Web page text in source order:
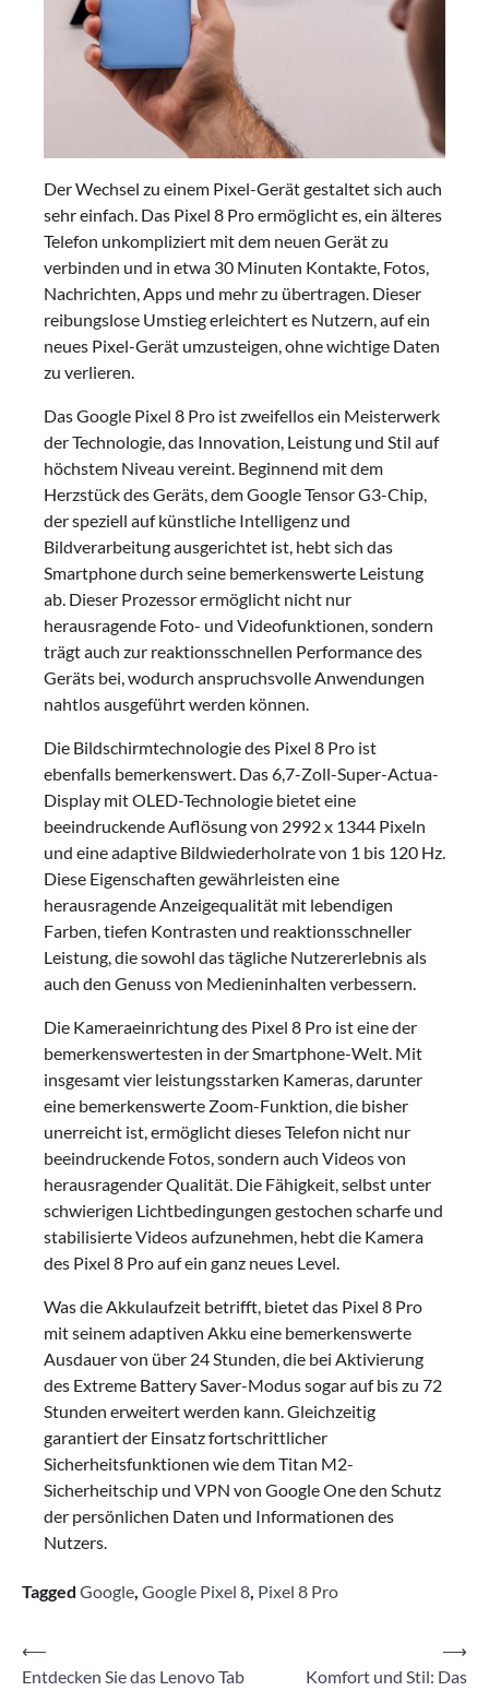
Der Wechsel zu einem Pixel-Gerät gestaltet sich auch
sehr einfach. Das Pixel 8 Pro ermöglicht es, ein älteres
Telefon unkompliziert mit dem neuen Gerät zu
verbinden und in etwa 30 Minuten Kontakte, Fotos,
Nachrichten, Apps und mehr zu übertragen. Dieser
reibungslose Umstieg erleichtert es Nutzern, auf ein
neues Pixel-Gerät umzusteigen, ohne wichtige Daten
zu verlieren.
Das Google Pixel 8 Pro ist zweifellos ein Meisterwerk
der Technologie, das Innovation, Leistung und Stil auf
höchstem Niveau vereint. Beginnend mit dem
Herzstück des Geräts, dem Google Tensor G3-Chip,
der speziell auf künstliche Intelligenz und
Bildverarbeitung ausgerichtet ist, hebt sich das
Smartphone durch seine bemerkenswerte Leistung
ab. Dieser Prozessor ermöglicht nicht nur
herausragende Foto- und Videofunktionen, sondern
trägt auch zur reaktionsschnellen Performance des
Geräts bei, wodurch anspruchsvolle Anwendungen
nahtlos ausgeführt werden können.
Die Bildschirmtechnologie des Pixel 8 Pro ist
ebenfalls bemerkenswert. Das 6,7-Zoll-Super-Actua-
Display mit OLED-Technologie bietet eine
beeindruckende Auflösung von 2992 x 1344 Pixeln
und eine adaptive Bildwiederholrate von 1 bis 120 Hz.
Diese Eigenschaften gewährleisten eine
herausragende Anzeigequalität mit lebendigen
Farben, tiefen Kontrasten und reaktionsschneller
Leistung, die sowohl das tägliche Nutzererlebnis als
auch den Genuss von Medieninhalten verbessern.
Die Kameraeinrichtung des Pixel 8 Pro ist eine der
bemerkenswertesten in der Smartphone-Welt. Mit
insgesamt vier leistungsstarken Kameras, darunter
eine bemerkenswerte Zoom-Funktion, die bisher
unerreicht ist, ermöglicht dieses Telefon nicht nur
beeindruckende Fotos, sondern auch Videos von
herausragender Qualität. Die Fähigkeit, selbst unter
schwierigen Lichtbedingungen gestochen scharfe und
stabilisierte Videos aufzunehmen, hebt die Kamera
des Pixel 8 Pro auf ein ganz neues Level.
Was die Akkulaufzeit betrifft, bietet das Pixel 8 Pro
mit seinem adaptiven Akku eine bemerkenswerte
Ausdauer von über 24 Stunden, die bei Aktivierung
des Extreme Battery Saver-Modus sogar auf bis zu 72
Stunden erweitert werden kann. Gleichzeitig
garantiert der Einsatz fortschrittlicher
Sicherheitsfunktionen wie dem Titan M2-
Sicherheitschip und VPN von Google One den Schutz
der persönlichen Daten und Informationen des
Nutzers.
Tagged Google, Google Pixel 8, Pixel 8 Pro
Beitragsnavigation
⟵
Entdecken Sie das Lenovo Tab
Komfort und Stil: Das
⟶